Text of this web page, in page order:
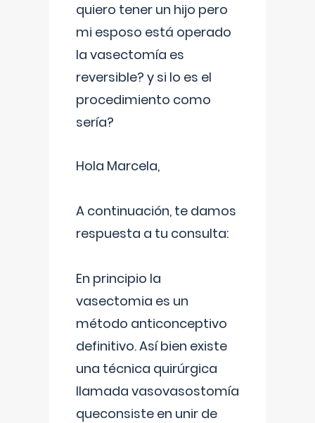
quiero tener un hijo pero
mi esposo está operado
la vasectomía es
reversible? y si lo es el
procedimiento como
sería?
Hola Marcela,
A continuación, te damos
respuesta a tu consulta:
En principio la
vasectomia es un
método anticonceptivo
definitivo. Así bien existe
una técnica quirúrgica
llamada vasovasostomía
queconsiste en unir de